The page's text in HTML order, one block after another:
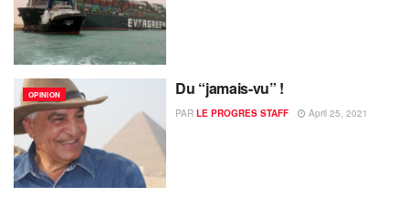
OPINION Du “jamais-vu” !
PAR LE PROGRES STAFF April 25, 2021